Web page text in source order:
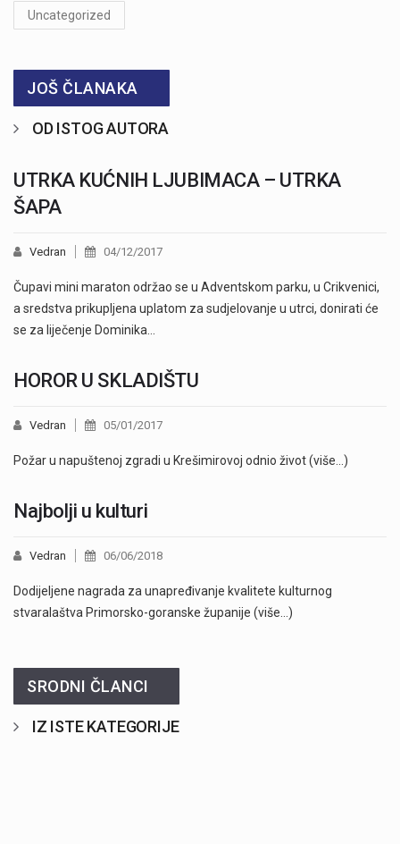
Uncategorized
JOŠ ČLANAKA
OD ISTOG AUTORA
UTRKA KUĆNIH LJUBIMACA – UTRKA
ŠAPA
Vedran 04/12/2017
Čupavi mini maraton održao se u Adventskom parku, u Crikvenici,
a sredstva prikupljena uplatom za sudjelovanje u utrci, donirati će
se za liječenje Dominika…
HOROR U SKLADIŠTU
Vedran 05/01/2017
Požar u napuštenoj zgradi u Krešimirovoj odnio život (više…)
Najbolji u kulturi
Vedran 06/06/2018
Dodijeljene nagrada za unapređivanje kvalitete kulturnog
stvaralaštva Primorsko-goranske županije (više…)
SRODNI ČLANCI
IZ ISTE KATEGORIJE